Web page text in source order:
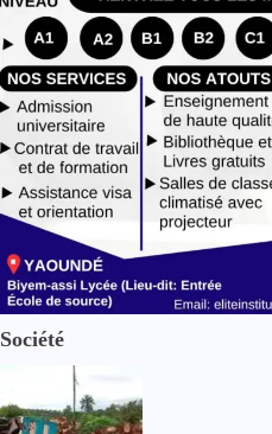
Société